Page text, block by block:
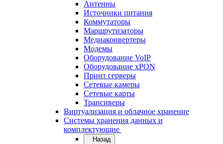
Антенны
Источники питания
Коммутаторы
Маршрутизаторы
Медиаконвертеры
Модемы
Оборудование VoIP
Оборудование xPON
Принт серверы
Сетевые камеры
Сетевые карты
Трансиверы
Виртуализация и облачное хранение
Системы хранения данных и
комплектующие
Назад